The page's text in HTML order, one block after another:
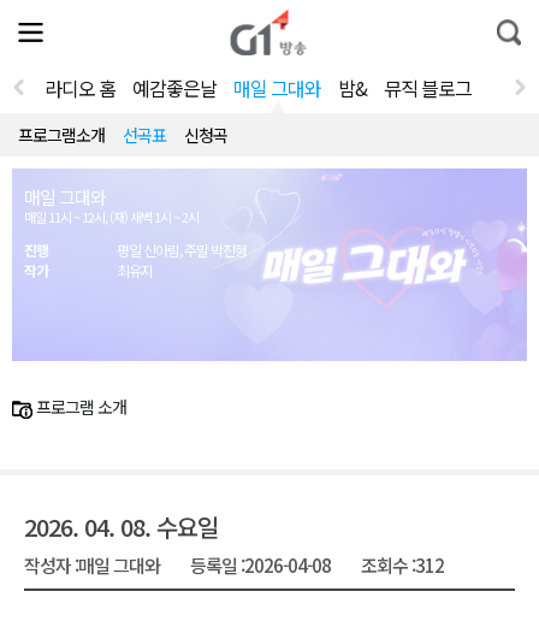
전
체
뉴
열
통
합
라디오 홈 예감좋은날 매일 그대와 밤& 뮤직 블로그
프로그램소개 선곡표 신청곡
매일 그대와
매일 11시 ~ 12시, (재) 새벽 1시 ~ 2시
진행
평일 신아림, 주말 박진형
작가
최유지
프로그램 소개
2026. 04. 08. 수요일
작성자 :매일 그대와 등록일 :2026-04-08 조회수 :312